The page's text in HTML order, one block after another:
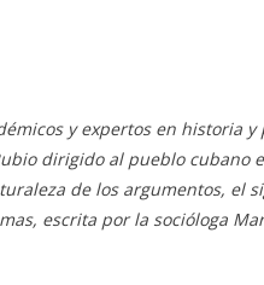
y expertos en historia y
dirigido al pueblo cubano
de los argumentos, el
escrita por la socióloga